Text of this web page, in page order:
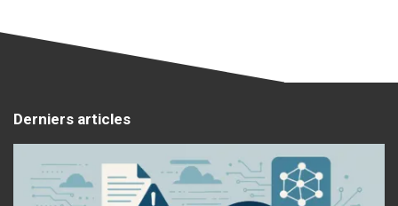
Derniers articles